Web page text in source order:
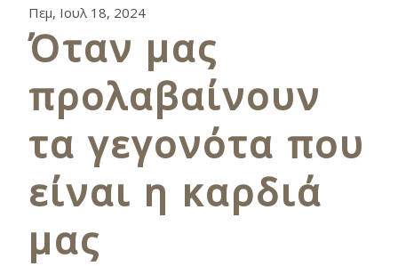
Πεμ, Ιουλ 18, 2024
Όταν μας
προλαβαίνουν
τα γεγονότα που
είναι η καρδιά
μας